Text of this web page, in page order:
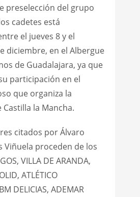
preselección del grupo
cadetes está
el jueves 8 y el
diciembre, en el Albergue
de Guadalajara, ya que
participación en el
que organiza la
Castilla la Mancha.
citados por Álvaro
Viñuela proceden de los
VILLA DE ARANDA,
ATLÉTICO
DELICIAS, ADEMAR